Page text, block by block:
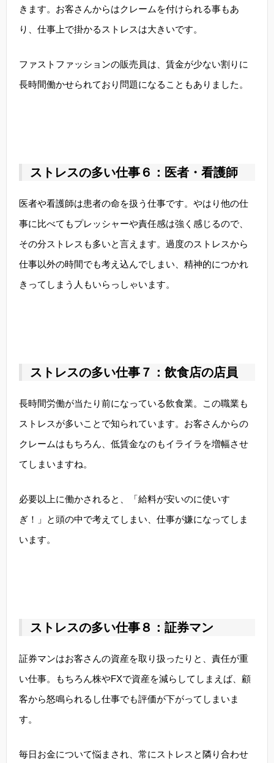
きます。お客さんからはクレームを付けられる事もあ
り、仕事上で掛かるストレスは大きいです。
ファストファッションの販売員は、賃金が少ない割りに
長時間働かせられており問題になることもありました。
ストレスの多い仕事６：医者・看護師
医者や看護師は患者の命を扱う仕事です。やはり他の仕
事に比べてもプレッシャーや責任感は強く感じるので、
その分ストレスも多いと言えます。過度のストレスから
仕事以外の時間でも考え込んでしまい、精神的につかれ
きってしまう人もいらっしゃいます。
ストレスの多い仕事７：飲食店の店員
長時間労働が当たり前になっている飲食業。この職業も
ストレスが多いことで知られています。お客さんからの
クレームはもちろん、低賃金なのもイライラを増幅させ
てしまいますね。
必要以上に働かされると、「給料が安いのに使いす
ぎ！」と頭の中で考えてしまい、仕事が嫌になってしま
います。
ストレスの多い仕事８：証券マン
証券マンはお客さんの資産を取り扱ったりと、責任が重
い仕事。もちろん株やFXで資産を減らしてしまえば、顧
客から怒鳴られるし仕事でも評価が下がってしまいま
す。
毎日お金について悩まされ、常にストレスと隣り合わせ